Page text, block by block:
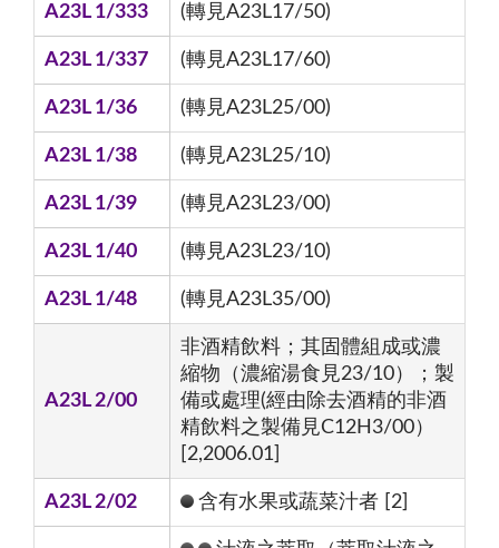
A23L 1/333 (轉見A23L17/50)
A23L 1/337 (轉見A23L17/60)
A23L 1/36 (轉見A23L25/00)
A23L 1/38 (轉見A23L25/10)
A23L 1/39 (轉見A23L23/00)
A23L 1/40 (轉見A23L23/10)
A23L 1/48 (轉見A23L35/00)
A23L 2/00
非酒精飲料；其固體組成或濃
縮物（濃縮湯食見23/10）；製
備或處理(經由除去酒精的非酒
精飲料之製備見C12H3/00）
[2,2006.01]
A23L 2/02 含有水果或蔬菜汁者 [2]